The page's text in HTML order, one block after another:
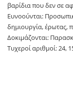
βαρίδια που δεν σε
Ευνοούνται:
δημιουργία, έρωτας,
Δοκιμάζονται:
Τυχεροί αριθμοί: 24,